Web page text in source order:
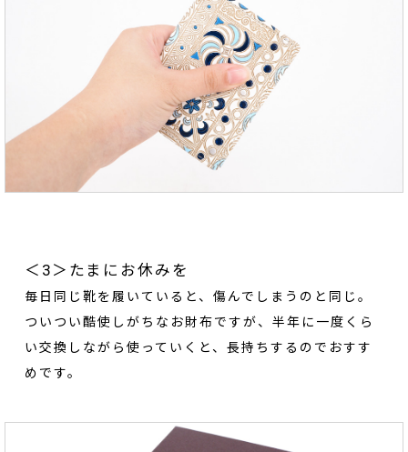
＜3＞たまにお休みを
毎日同じ靴を履いていると、傷んでしまうのと同じ。
ついつい酷使しがちなお財布ですが、半年に一度くら
い交換しながら使っていくと、長持ちするのでおすす
めです。